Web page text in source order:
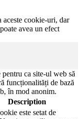
aceste cookie-uri, dar
avea un efect
ca site-ul web să
funcționalități de bază
în mod anonim.
Description
este setat de